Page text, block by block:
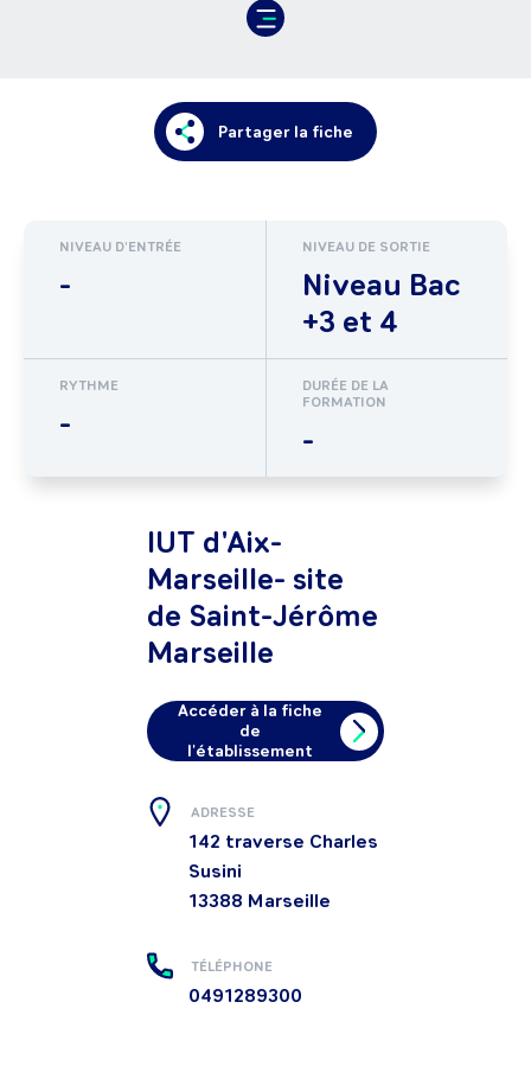
Partager la fiche
NIVEAU D'ENTRÉE
-
NIVEAU DE SORTIE
Niveau Bac
+3 et 4
RYTHME
-
DURÉE DE LA
FORMATION
-
IUT d'Aix-
Marseille- site
de Saint-Jérôme
Marseille
Accéder à la fiche
de
l'établissement
ADRESSE
142 traverse Charles
Susini
13388 Marseille
TÉLÉPHONE
0491289300